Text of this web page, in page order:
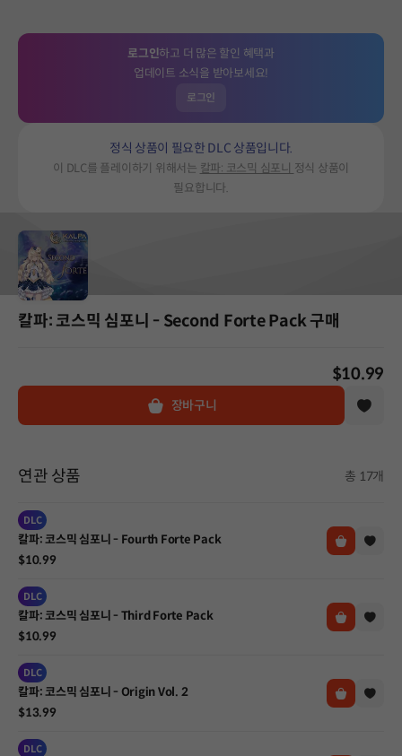
로그인하고 더 많은 할인 혜택과
업데이트 소식을 받아보세요!
로그인
정식 상품이 필요한 DLC 상품입니다.
이 DLC를 플레이하기 위해서는 칼파: 코스믹 심포니 정식 상품이
필요합니다.
칼파: 코스믹 심포니 - Second Forte Pack 구매
$10.99
장바구니
연관 상품 총 17개
DLC
칼파: 코스믹 심포니 - Fourth Forte Pack
$10.99
DLC
칼파: 코스믹 심포니 - Third Forte Pack
$10.99
DLC
칼파: 코스믹 심포니 - Origin Vol. 2
$13.99
DLC